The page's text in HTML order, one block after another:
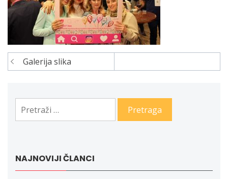
Navigacija
Galerija slika
Pretraga:
NAJNOVIJI ČLANCI